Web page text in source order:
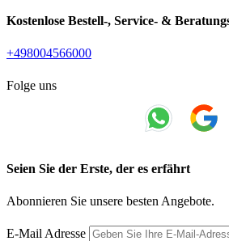
Kostenlose Bestell-, Service- &
+498004566000
Folge uns
Seien Sie der Erste, der es erfährt
Abonnieren Sie unsere besten Angebote.
E-Mail Adresse